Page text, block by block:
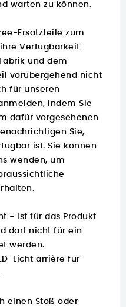
warten zu können.
Ersatzteile zum
Verfügbarkeit
und dem
vorübergehend nicht
für unseren
indem Sie
dafür vorgesehenen
Sie,
ist. Sie können
wenden, um
- ist für das Produkt
darf nicht für ein
werden.
Licht arrière für
einen Stoß oder